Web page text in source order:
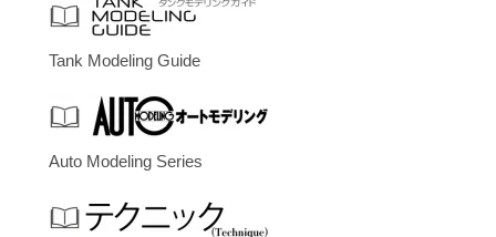
Tank Modeling Guide
Auto Modeling Series